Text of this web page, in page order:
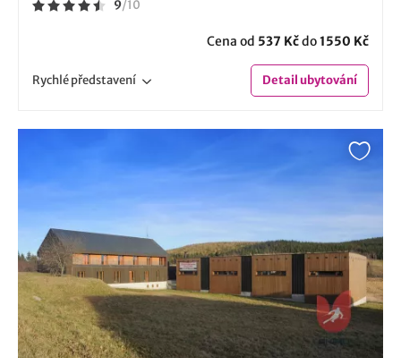
9/10
Cena od 537 Kčdo1550 Kč
Rychlépředstavení Detailubytování